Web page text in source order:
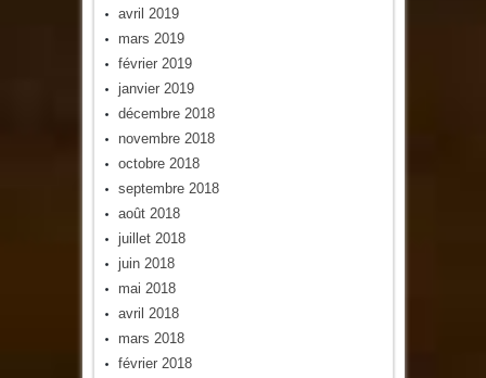
avril 2019
mars 2019
février 2019
janvier 2019
décembre 2018
novembre 2018
octobre 2018
septembre 2018
août 2018
juillet 2018
juin 2018
mai 2018
avril 2018
mars 2018
février 2018